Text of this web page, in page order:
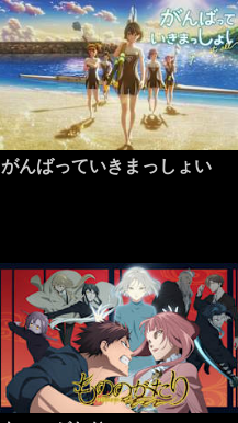
がんばっていきまっしょい